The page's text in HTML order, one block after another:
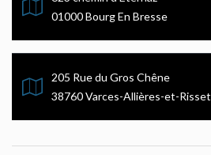
01000 Bourg En Bresse
205 Rue du Gros Chêne
38760 Varces-Allières-et-Risset